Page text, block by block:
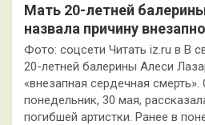
Мать 20-летней
назвала причину
Фото: соцсети Читать iz.ru в В
20-летней балерины Алеси
«внезапная сердечная
понедельник, 30 мая,
погибшей артистки. Ранее в